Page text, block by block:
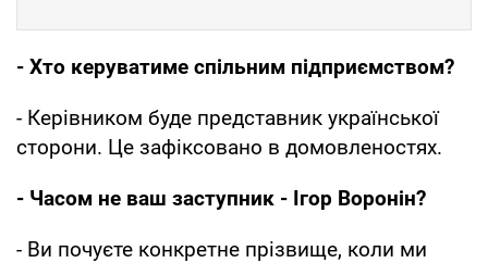
- Хто керуватиме спільним підприємством?
- Керівником буде представник української
сторони. Це зафіксовано в домовленостях.
- Часом не ваш заступник - Ігор Воронін?
- Ви почуєте конкретне прізвище, коли ми